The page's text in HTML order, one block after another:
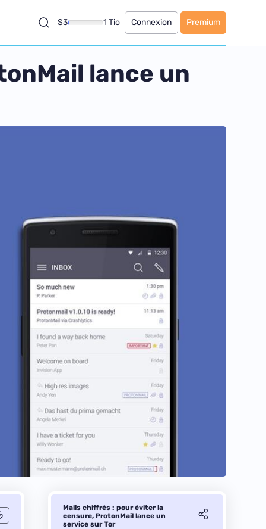
S3 1 Tio Connexion Premium
lance un
Mails chiffrés : pour éviter la
censure, ProtonMail lance un
service sur Tor